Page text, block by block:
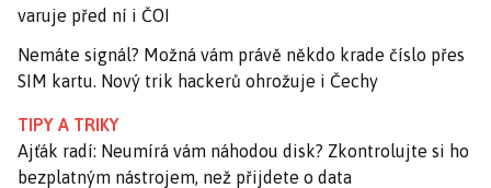
varuje před ní i ČOI
Nemáte signál? Možná vám právě někdo krade číslo přes
SIM kartu. Nový trik hackerů ohrožuje i Čechy
TIPY A TRIKY
Ajťák radí: Neumírá vám náhodou disk? Zkontrolujte si ho
bezplatným nástrojem, než přijdete o data